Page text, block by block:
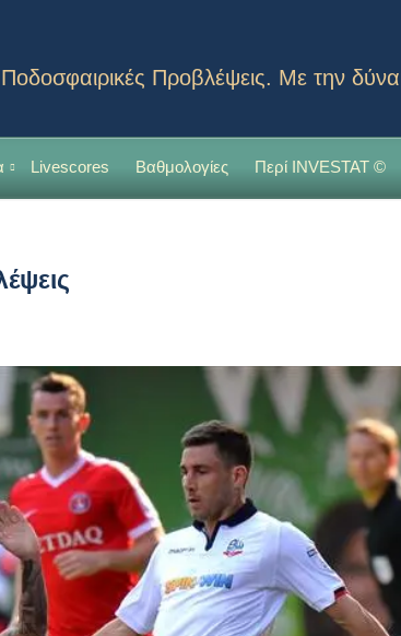
Ποδοσφαιρικές Προβλέψεις. Με την
Livescores Βαθμολογίες Περί INVESTAT ©